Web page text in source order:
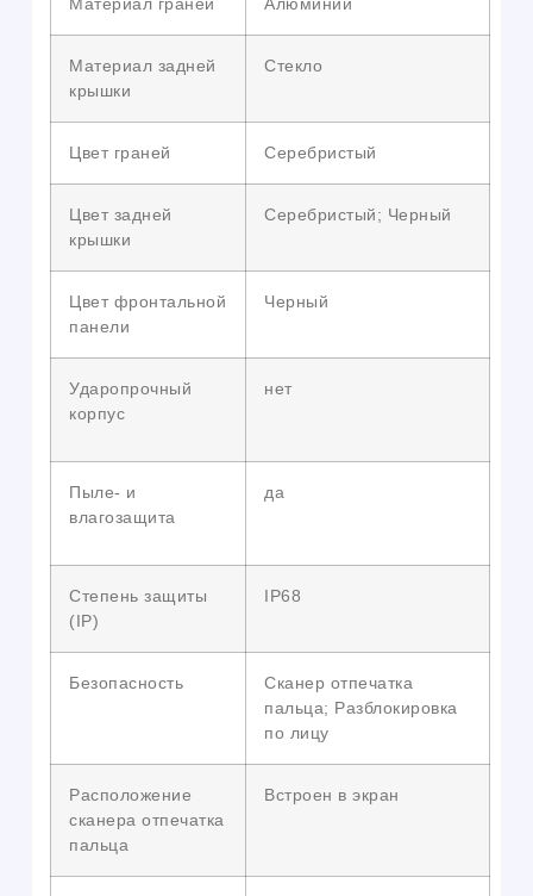
Материал граней Алюминий
Материал задней
крышки
Стекло
Цвет граней Серебристый
Цвет задней
крышки
Серебристый; Черный
Цвет фронтальной
панели
Черный
Ударопрочный
корпус
нет
Пыле- и
влагозащита
да
Степень защиты
(IP)
IP68
Безопасность
Сканер отпечатка
пальца; Разблокировка
по лицу
Расположение
сканера отпечатка
пальца
Встроен в экран